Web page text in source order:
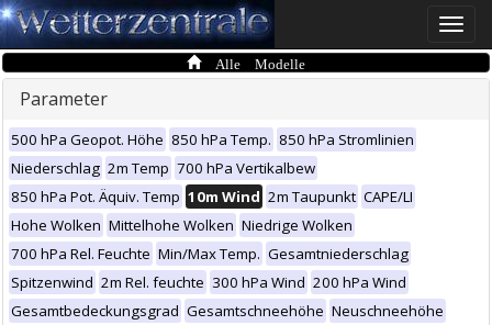
Toggle
Alle Modelle
Parameter
500 hPa Geopot. Höhe 850 hPa Temp. 850 hPa Stromlinien
Niederschlag 2m Temp 700 hPa Vertikalbew
850 hPa Pot. Äquiv. Temp 10m Wind 2m Taupunkt CAPE/LI
Hohe Wolken Mittelhohe Wolken Niedrige Wolken
700 hPa Rel. Feuchte Min/Max Temp. Gesamtniederschlag
Spitzenwind 2m Rel. feuchte 300 hPa Wind 200 hPa Wind
Gesamtbedeckungsgrad Gesamtschneehöhe Neuschneehöhe